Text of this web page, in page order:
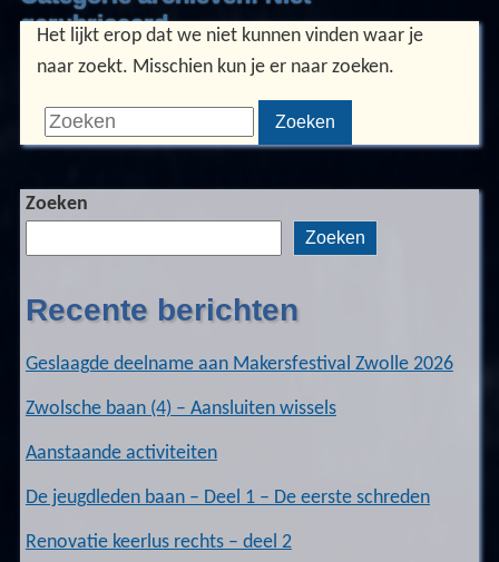
gerubriceerd
Zoeken
Zoeken
Recente berichten
Geslaagde deelname aan Makersfestival Zwolle 2026
Zwolsche baan (4) – Aansluiten wissels
Aanstaande activiteiten
De jeugdleden baan – Deel 1 – De eerste schreden
Renovatie keerlus rechts – deel 2
Het lijkt erop dat we niet kunnen vinden waar je
naar zoekt. Misschien kun je er naar zoeken.
Zoeken
naar:
Zoeken